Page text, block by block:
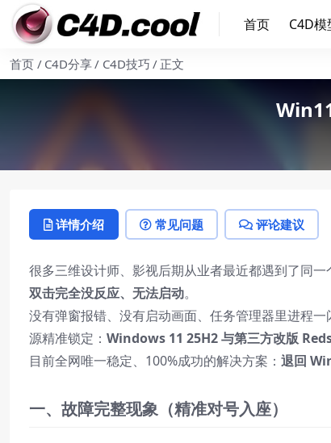
首页 C4D模
首页 C4D分享 C4D技巧 正文
详情介绍 常见问题 评论建议
很多三维设计师、影视后期从业者最近都遇到了同一
双击完全没反应、无法启动。
没有弹窗报错、没有启动画面、任务管理器里进程
源精准锁定： Windows 11 25H2 与第三方改版
目前全网唯一稳定、100%成功的解决方案： 退回
一、故障完整现象（精准对号入座）